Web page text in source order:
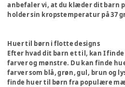
anbefaler vi, at du klæder dit barn
holder sin kropstemperatur på 37
Huer til børn i flotte designs
Efter hvad dit barn et til, kan I
farver og mønstre. Du kan finde
farver som blå, grøn, gul, brun og
finde huer til børn fra populære